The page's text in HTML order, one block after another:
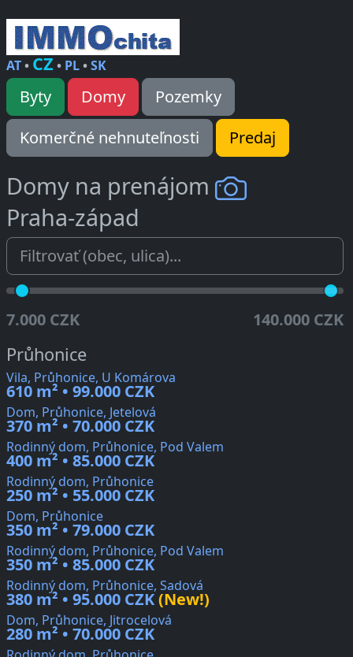
AT• CZ • PL•SK
Byty Domy
Pozemky
Komerčné nehnuteľnosti
Predaj
Domy na prenájom
Praha-západ
7.000 CZK 140.000 CZK
Průhonice
Vila, Průhonice, U Komárova
610 m² • 99.000 CZK
Dom, Průhonice, Jetelová
370 m² • 70.000 CZK
Rodinný dom, Průhonice, Pod Valem
400 m² • 85.000 CZK
Rodinný dom, Průhonice
250 m² • 55.000 CZK
Dom, Průhonice
350 m² • 79.000 CZK
Rodinný dom, Průhonice, Pod Valem
350 m² • 85.000 CZK
Rodinný dom, Průhonice, Sadová
380 m² • 95.000 CZK(New!)
Dom, Průhonice, Jitrocelová
280 m² • 70.000 CZK